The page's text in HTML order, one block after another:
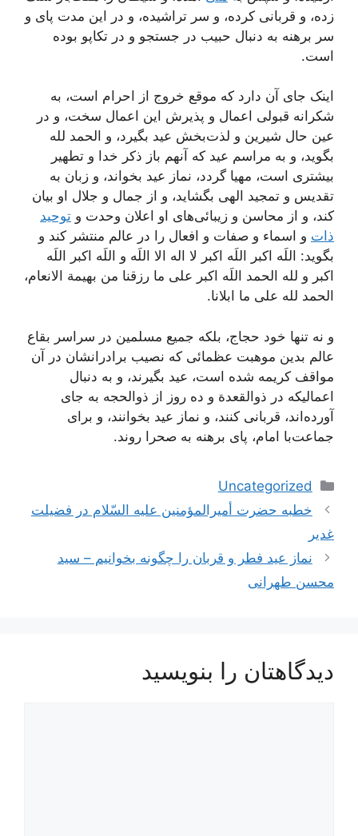
زده، و قربانى کرده، و سر تراشيده، و در اين مدت پاى و
سر برهنه به دنبال حبيب در جستجو و در تکاپو بوده
است.
اينک جاى آن دارد که موقع خروج از احرام است، به
شکرانه قبولى اعمال و پذيرش اين اعمال سخت، و در
عين حال شيرين و لذت‌بخش عيد بگيرد، و الحمد لله
بگويد، و به مراسم عيد که آنهم باز ذکر خدا و تطهير
بيشترى است، مهيا گردد، نماز عيد بخواند، و زبان به
تقديس و تمجيد الهى بگشايد، و از جمال و جلال او بيان
کند، و از محاسن و زيبائى‌هاى او اعلان وحدت و توحيد
ذات و اسماء و صفات و افعال را در عالم منتشر کند و
بگويد: اللَه اکبر اللَه اکبر لا اله الا اللَه و اللَه اکبر اللَه
اکبر و لله الحمد اللَه اکبر على ما رزقنا من بهيمة الانعام،
الحمد لله على ما ابلانا.
و نه تنها خود حجاج، بلکه جميع مسلمين در سراسر بقاع
عالم بدين موهبت عظمائى که نصيب برادرانشان در آن
مواقف کريمه شده است، عيد بگيرند، و به دنبال
اعماليکه در ذوالقعدة و ده روز از ذوالحجه به جاى
آورده‌اند، قربانى کنند، و نماز عيد بخوانند، و براى
جماعت‌با امام، پاى برهنه به صحرا روند.
دسته‌ها
Uncategorized
ناوبری
نوشته‌ها
خطبه حضرت أمیرالمؤمنین علیه السّلام در فضیلت
غدیر
نماز عید فطر و قربان را چگونه بخوانیم – سید
محسن طهرانی
دیدگاهتان را بنویسید